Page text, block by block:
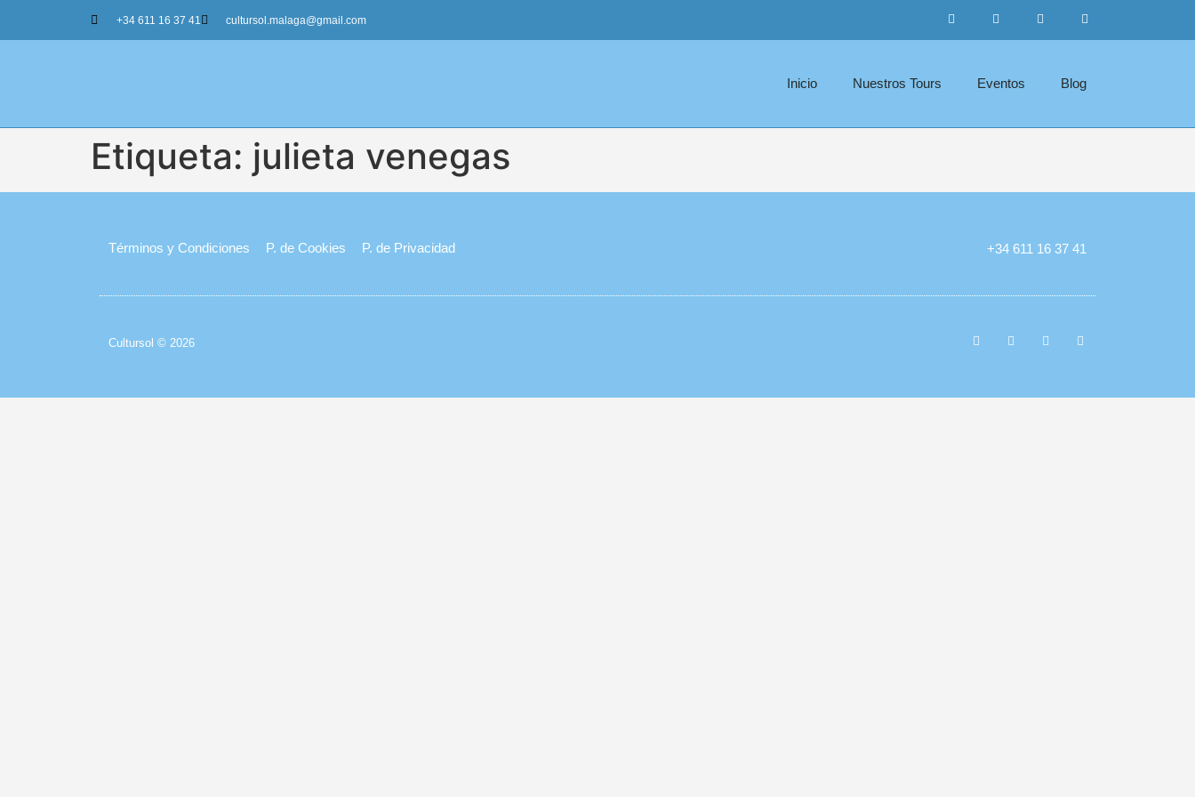
+34 611 16 37 41 cultursol.malaga@gmail.com
Inicio Nuestros Tours Eventos Blog
Etiqueta: julieta venegas
Términos y Condiciones P. de Cookies P. de Privacidad +34 611 16 37 41
Cultursol © 2026